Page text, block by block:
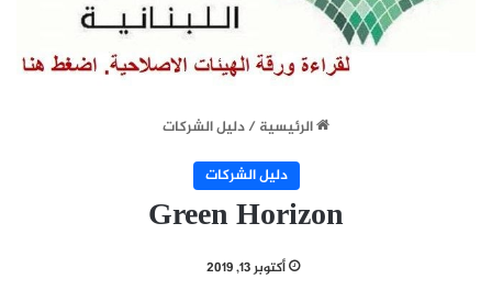
الرئيسية/دليل الشركات
دليل الشركات
Green Horizon
أكتوبر 13, 2019